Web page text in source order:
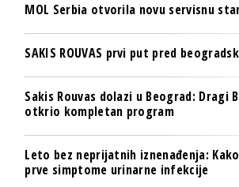
MOL Serbia otvorila novu servisnu
SAKIS ROUVAS prvi put pred
Sakis Rouvas dolazi u Beograd: Dragi
otkrio kompletan program
Leto bez neprijatnih iznenađenja:
prve simptome urinarne infekcije